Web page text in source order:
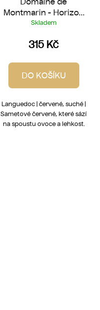
Montmarin - Horizon
Rouge 2025
Skladem
315 Kč
DO KOŠÍKU
Languedoc | červené, suché |
Sametové červené, které sází
na spoustu ovoce a lehkost.